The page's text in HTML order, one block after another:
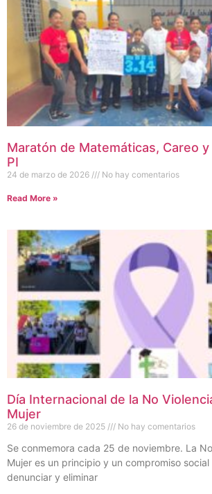
Maratón de Matemáticas, Careo y
PI
24 de marzo de 2026 No hay comentarios
Read More »
Día Internacional de la No
Mujer
26 de noviembre de 2025 No hay comentarios
Se conmemora cada 25 de noviembre. La
Mujer es un principio y un compromiso
denunciar y eliminar